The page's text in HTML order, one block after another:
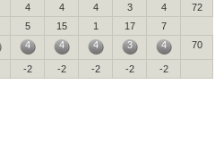
4 4 4 3 4
72
5 15 1 17
7
4 4 4 3 4 70
-2 -2 -2 -2 -2